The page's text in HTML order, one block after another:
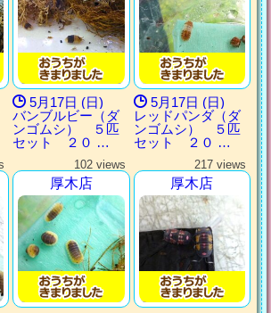
5月17日 (日)
バンブルビー（ダ
ンゴムシ） ５匹
セット ２０ …
5月17日 (日)
レッドパンダ（ダ
ンゴムシ） ５匹
セット ２０ …
102 views
厚木店
217 views
厚木店